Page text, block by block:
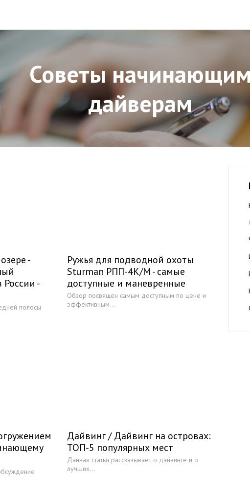
Советы
дайверам
-
-
полосы
Ружья для подводной охоты
Sturman РПП-4К/М - самые
доступные и маневренные
Обзор посвящен самым доступным по цене и
эффективным...
Дайвинг / Дайвинг на островах:
ТОП-5 популярных мест
Данная статья рассказывает о дайвинге и о
лучших...